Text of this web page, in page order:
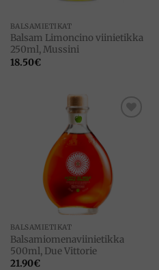
BALSAMIETIKAT
Balsam Limoncino viinietikka
250ml, Mussini
18.50€
BALSAMIETIKAT
Balsamiomenaviinietikka
500ml, Due Vittorie
21.90€